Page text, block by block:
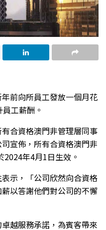
前向所員工發放一個月花
工薪酬。
合資格澳門非管理層同事
宣佈，所有合資格澳門非
年4月1日生效。
示，「公司欣然向合資格
以答謝他們對公司的不懈
越服務承諾，為賓客帶來